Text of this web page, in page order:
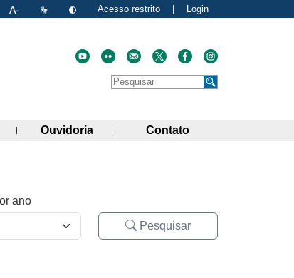
Acesso restrito Login
Faça uma pesquisa no site
Pesquisar
painel de links)
Ouvidoria (abre painel de links)
Contato(abre painel de
ano
Pesquisar